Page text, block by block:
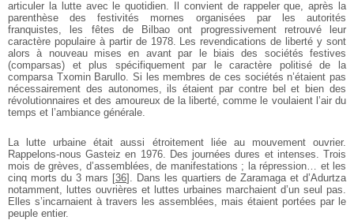
articuler la lutte avec le quotidien. Il convient de rappeler que, après la
parenthèse des festivités mornes organisées par les autorités
franquistes, les fêtes de Bilbao ont progressivement retrouvé leur
caractère populaire à partir de 1978. Les revendications de liberté y sont
alors à nouveau mises en avant par le biais des sociétés festives
(comparsas) et plus spécifiquement par le caractère politisé de la
comparsa Txomin Barullo. Si les membres de ces sociétés n’étaient pas
nécessairement des autonomes, ils étaient par contre bel et bien des
révolutionnaires et des amoureux de la liberté, comme le voulaient l’air du
temps et l’ambiance générale.
La lutte urbaine était aussi étroitement liée au mouvement ouvrier.
Rappelons-nous Gasteiz en 1976. Des journées dures et intenses. Trois
mois de grèves, d’assemblées, de manifestations ; la répression… et les
cinq morts du 3 mars [36]
. Dans les quartiers de Zaramaga et d’Adurtza
notamment, luttes ouvrières et luttes urbaines marchaient d’un seul pas.
Elles s’incarnaient à travers les assemblées, mais étaient portées par le
peuple entier.